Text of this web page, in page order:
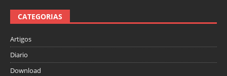
CATEGORIAS
Artigos
Diario
Download